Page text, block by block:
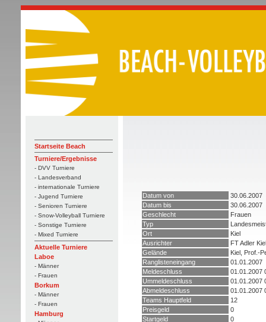
Startseite Beach
Turniere/Ergebnisse
- DVV Turniere
- Landesverband
- internationale Turniere
- Jugend Turniere
- Senioren Turniere
- Snow-Volleyball Turniere
- Sonstige Turniere
- Mixed Turniere
Aktuelle Turniere
Laboe
- Männer
- Frauen
Borkum
- Männer
- Frauen
Hamburg
Datum von
30.06.2007
Datum bis
30.06.2007
Geschlecht
Frauen
Typ
Ort
Kiel
Ausrichter
FT Adler
Gelände
Kiel, Prof.-
Ranglisteneingang
01.01.2007
Meldeschluss
01.01.2007
Ummeldeschluss
01.01.2007
Abmeldeschluss
01.01.2007
Teams Hauptfeld
12
Preisgeld
0
Startgeld
0